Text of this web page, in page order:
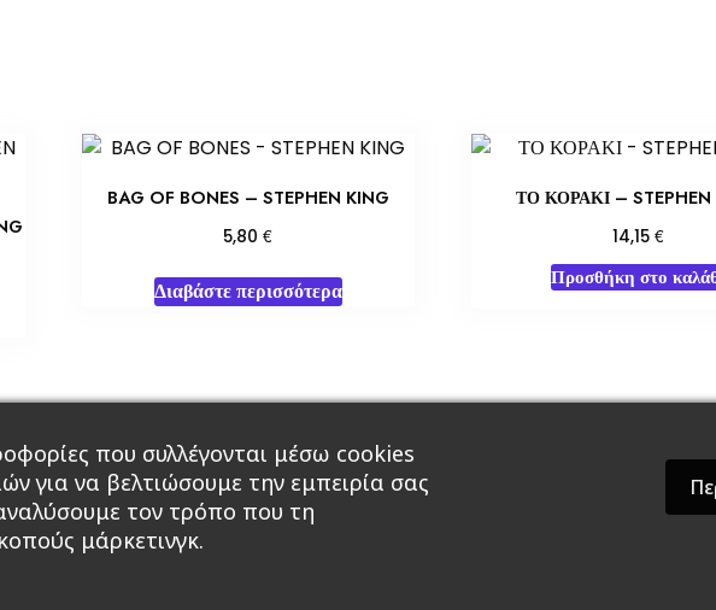
BAG OF BONES – STEPHEN KING
5,80€
Διαβάστε περισσότερα
ΤΟ ΚΟΡΑΚΙ – STEPHEN
14,15 €
Προσθήκη στο
Αξεσουάρ & Δώρα Roleplaying Games
A theme by GradientThemes - A theme by Gradient
που συλλέγονται μέσω cookies
για να βελτιώσουμε την εμπειρία σας
τον τρόπο που τη
μάρκετινγκ.